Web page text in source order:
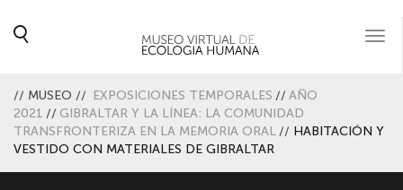
// MUSEO // EXPOSICIONES TEMPORALES // AÑO
2021 // GIBRALTAR Y LA LÍNEA: LA COMUNIDAD
TRANSFRONTERIZA EN LA MEMORIA ORAL // HABITACIÓN Y
VESTIDO CON MATERIALES DE GIBRALTAR